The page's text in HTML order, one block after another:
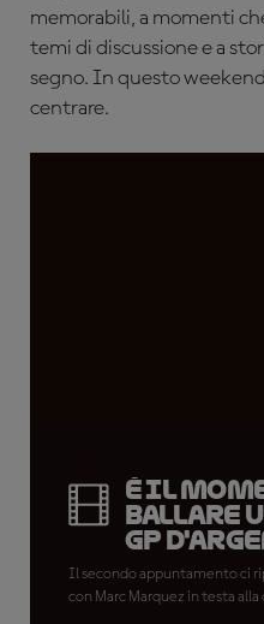
memorabili, a momenti
temi di discussione e a
segno. In questo
centrare.
È il
ballare
GP
Il secondo appuntamento ci
con Marc Marquez in testa alla